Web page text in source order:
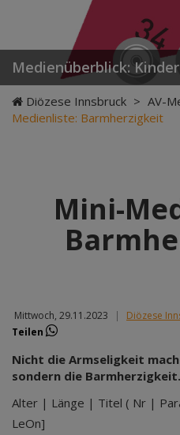
Medienüberblick:
Diözese Innsbruck > AV-
Medienliste: Barmherzigkeit
Mini-
Mittwoch, 29.11.2023 | Diözese
Teilen
Nicht die Armseligkeit
sondern die
Alter | Länge | Titel ( Nr |
LeOn]